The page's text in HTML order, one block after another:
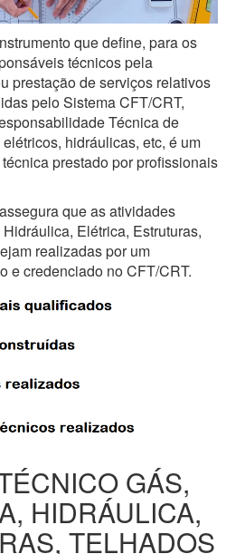
que define, para os
técnicos pela
prestação de serviços relativos
pelo Sistema CFT/CRT,
Técnica de
hidráulicas, etc, é um
prestado por profissionais
que as atividades
Elétrica, Estruturas,
realizadas por um
e credenciado no CFT/CRT.
GÁS,
HIDRÁULICA,
TELHADOS